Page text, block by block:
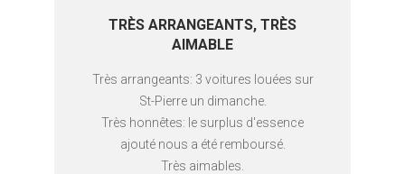
TRÈS ARRANGEANTS, TRÈS
AIMABLE
Très arrangeants: 3 voitures louées sur
St-Pierre un dimanche.
Très honnêtes: le surplus d'essence
ajouté nous a été remboursé.
Très aimables.